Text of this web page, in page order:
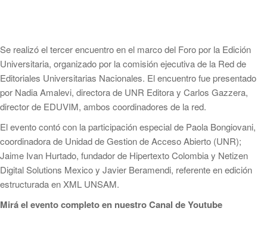
Se realizó el tercer encuentro en el marco del Foro por la Edición
Universitaria, organizado por la comisión ejecutiva de la Red de
Editoriales Universitarias Nacionales. El encuentro fue presentado
por Nadia Amalevi, directora de UNR Editora y Carlos Gazzera,
director de EDUVIM, ambos coordinadores de la red.
El evento contó con la participación especial de Paola Bongiovani,
coordinadora de Unidad de Gestion de Acceso Abierto (UNR);
Jaime Ivan Hurtado, fundador de Hipertexto Colombia y Netizen
Digital Solutions Mexico y Javier Beramendi, referente en edición
estructurada en XML UNSAM.
Mirá el evento completo en nuestro Canal de Youtube